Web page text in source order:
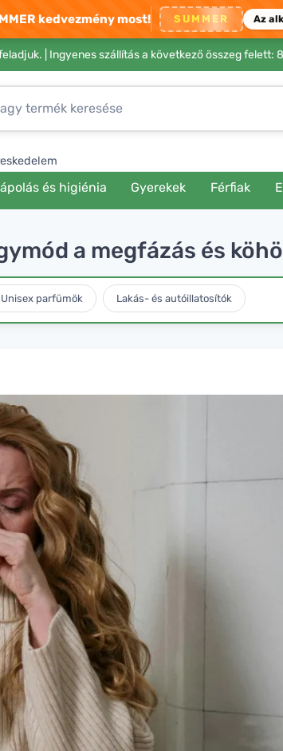
kedvezmény most! SUMMER Az
| Ingyenes szállítás a következő összeg felett:
és higiénia Gyerekek Férfiak
a megfázás és
Unisex parfümök Lakás- és autóillatosítók